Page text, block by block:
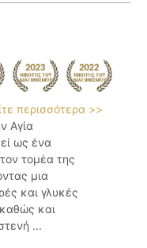
περισσότερα >>
Αγία
ως ένα
τομέα της
μια
και γλυκές
και
...